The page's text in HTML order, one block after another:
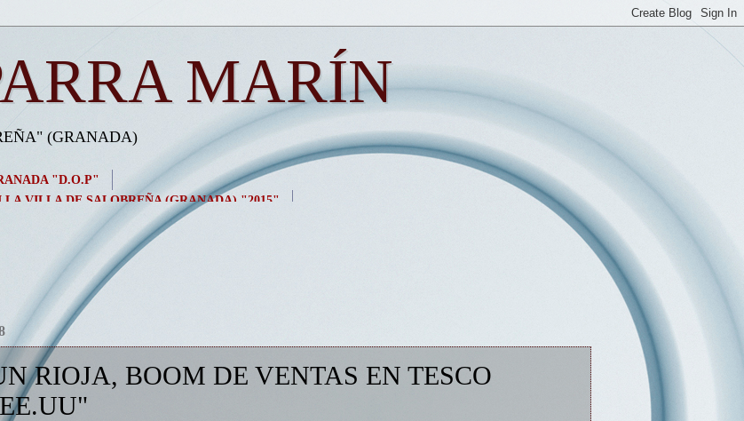
MARÍN
(GRANADA)
"D.O.P"
LA VILLA DE SALOBREÑA (GRANADA) "2015"
RIOJA, BOOM DE VENTAS EN TESCO